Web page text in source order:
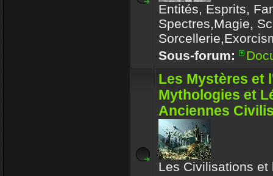
Entités, Esprits,
Spectres,Magie,
Sous-forum:
Les Mystères et
Mythologies et
Anciennes
Les Civilisations